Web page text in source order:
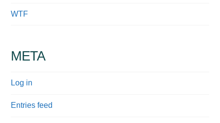
WTF
META
Log in
Entries feed